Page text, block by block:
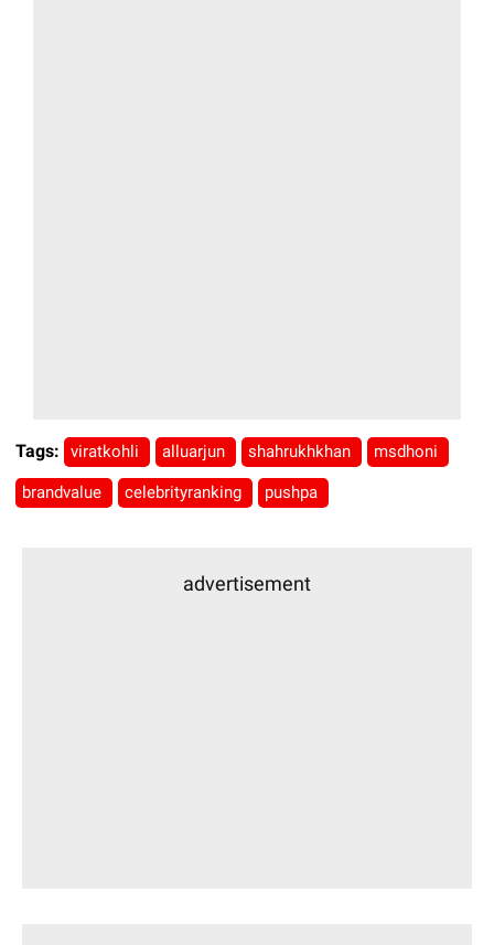
Tags: viratkohli alluarjun shahrukhkhan msdhoni
brandvalue celebrityranking pushpa
advertisement